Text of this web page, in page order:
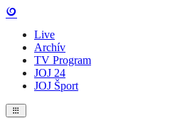
Live
Archív
TV Program
JOJ 24
JOJ Šport